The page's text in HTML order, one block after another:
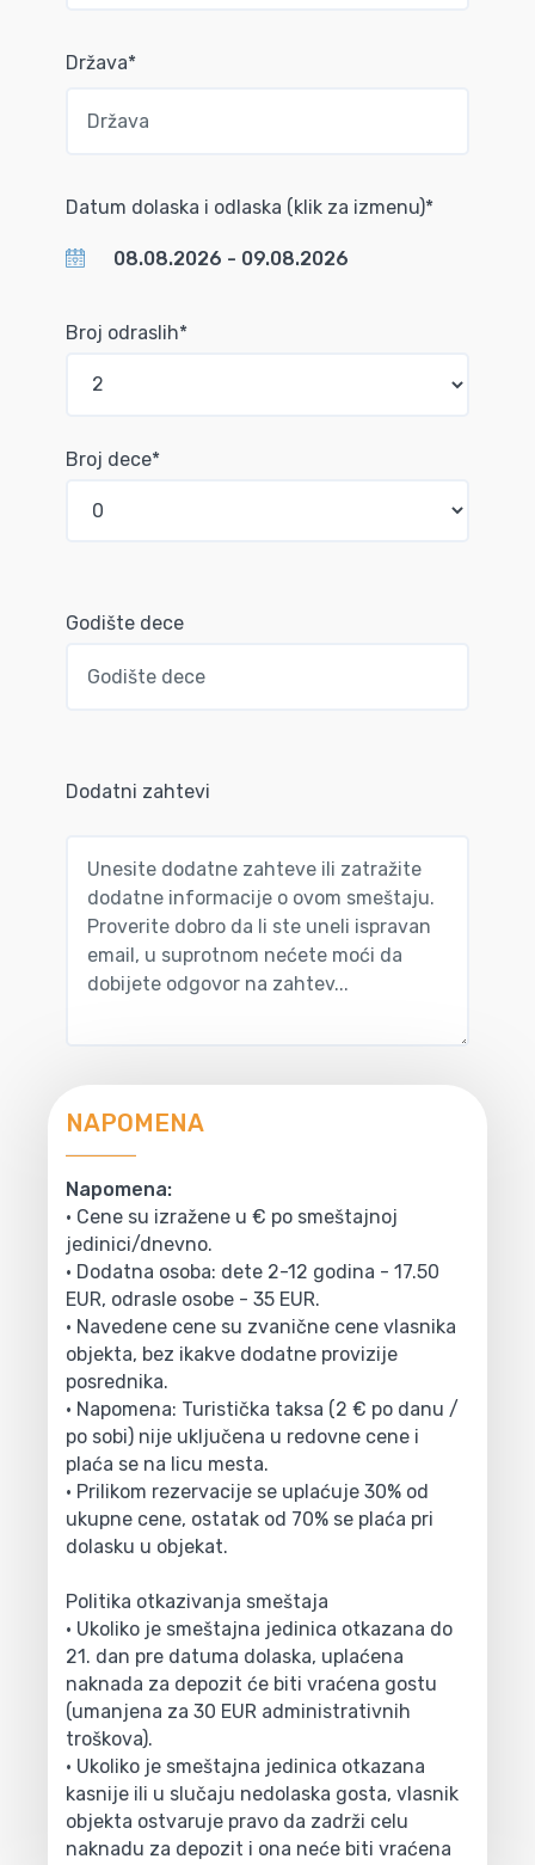
Država*
Datum dolaska i odlaska (klik za izmenu)*
Broj odraslih*
Broj dece*
Godište dece
Dodatni zahtevi
NAPOMENA
Napomena:
• Cene su izražene u € po smeštajnoj
jedinici/dnevno.
• Dodatna osoba: dete 2-12 godina - 17.50
EUR, odrasle osobe - 35 EUR.
• Navedene cene su zvanične cene vlasnika
objekta, bez ikakve dodatne provizije
posrednika.
• Napomena: Turistička taksa (2 € po danu /
po sobi) nije uključena u redovne cene i
plaća se na licu mesta.
• Prilikom rezervacije se uplaćuje 30% od
ukupne cene, ostatak od 70% se plaća pri
dolasku u objekat.
Politika otkazivanja smeštaja
• Ukoliko je smeštajna jedinica otkazana do
21. dan pre datuma dolaska, uplaćena
naknada za depozit će biti vraćena gostu
(umanjena za 30 EUR administrativnih
troškova).
• Ukoliko je smeštajna jedinica otkazana
kasnije ili u slučaju nedolaska gosta, vlasnik
objekta ostvaruje pravo da zadrži celu
naknadu za depozit i ona neće biti vraćena